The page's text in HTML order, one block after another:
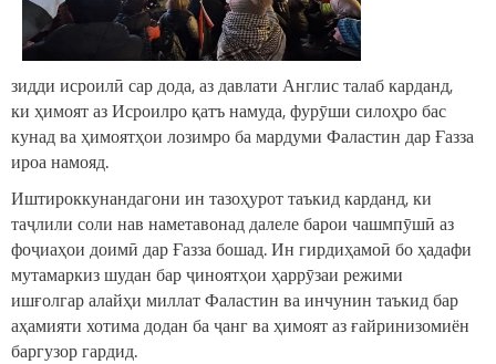
зидди исроилӣ сар дода, аз давлати Англис талаб карданд,
ки ҳимоят аз Исроилро қатъ намуда, фурӯши силоҳро бас
кунад ва ҳимоятҳои лозимро ба мардуми Фаластин дар Ғазза
ироа намояд.
Иштироккунандагони ин тазоҳурот таъкид карданд, ки
таҷлили соли нав наметавонад далеле барои чашмпӯшӣ аз
фоҷиаҳои доимӣ дар Ғазза бошад. Ин гирдиҳамоӣ бо ҳадафи
мутамаркиз шудан бар ҷиноятҳои ҳаррӯзаи режими
ишғолгар алайҳи миллат Фаластин ва инчунин таъкид бар
аҳамияти хотима додан ба ҷанг ва ҳимоят аз ғайринизомиён
баргузор гардид.